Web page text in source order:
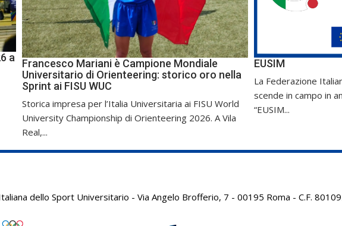
a
Francesco Mariani è Campione Mondiale
Universitario di Orienteering: storico oro nella
Sprint ai FISU WUC
Storica impresa per l’Italia Universitaria ai FISU World
University Championship di Orienteering 2026. A Vila
Real,...
EUSIM
La Federazione
scende in campo in
“EUSIM...
dello Sport Universitario - Via Angelo Brofferio, 7 - 00195 Roma - C.F.